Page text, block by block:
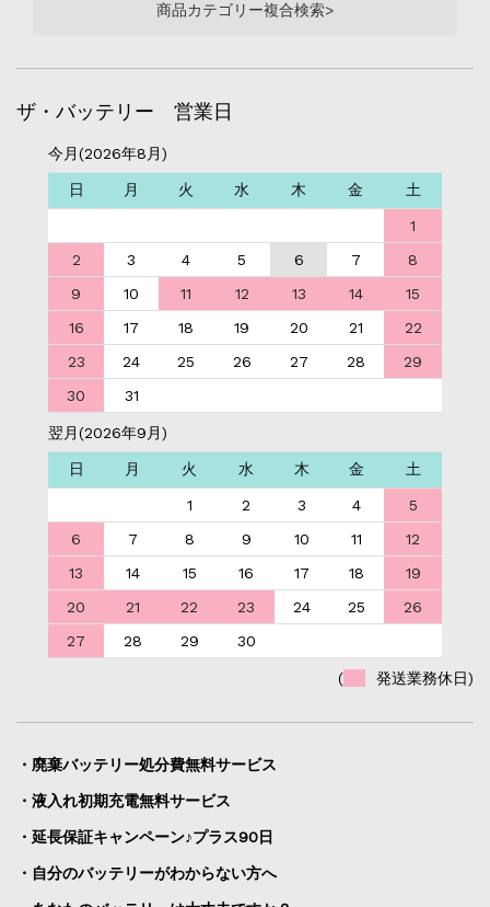
商品カテゴリー複合検索>
ザ・バッテリー 営業日
今月(2026年8月)
日 月 火 水 木 金 土
1
2
3 4 5 6 7
8
9
10 11 12 13 14
15
16
17 18 19 20 21
22
23
24 25 26 27 28
29
30
31
翌月(2026年9月)
日 月 火 水 木 金 土
1 2 3 4
5
6
7 8 9 10 11
12
13
14 15 16 17 18
19
20
21 22 23 24 25
26
27
28 29 30
( 発送業務休日)
・廃棄バッテリー処分費無料サービス
・液入れ初期充電無料サービス
・延長保証キャンペーン♪プラス90日
・自分のバッテリーがわからない方へ